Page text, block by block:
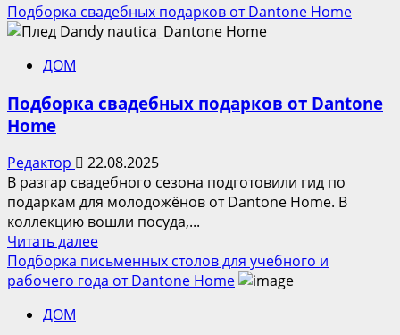
Подборка свадебных подарков от Dantone Home
ДОМ
Подборка свадебных подарков от Dantone
Home
Редактор
22.08.2025
В разгар свадебного сезона подготовили гид по
подаркам для молодожёнов от Dantone Home. В
коллекцию вошли посуда,...
Читать далееПрочитать
больше
о
Подборка письменных столов для учебного и
рабочего года от Dantone Home
ДОМ